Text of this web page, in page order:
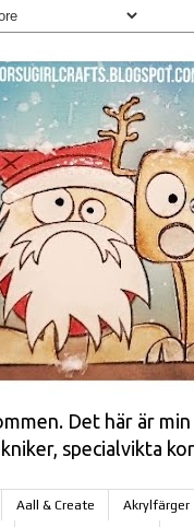
Det här är
specialvikta
Aall & Create Akrylfärger